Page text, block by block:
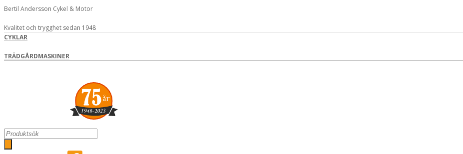
Hoppa
innehåll
Bertil Andersson Cykel & Motor
Kvalitet och trygghet sedan 1948
CYKLAR
TRÄDGÅRDMASKINER
Search
...